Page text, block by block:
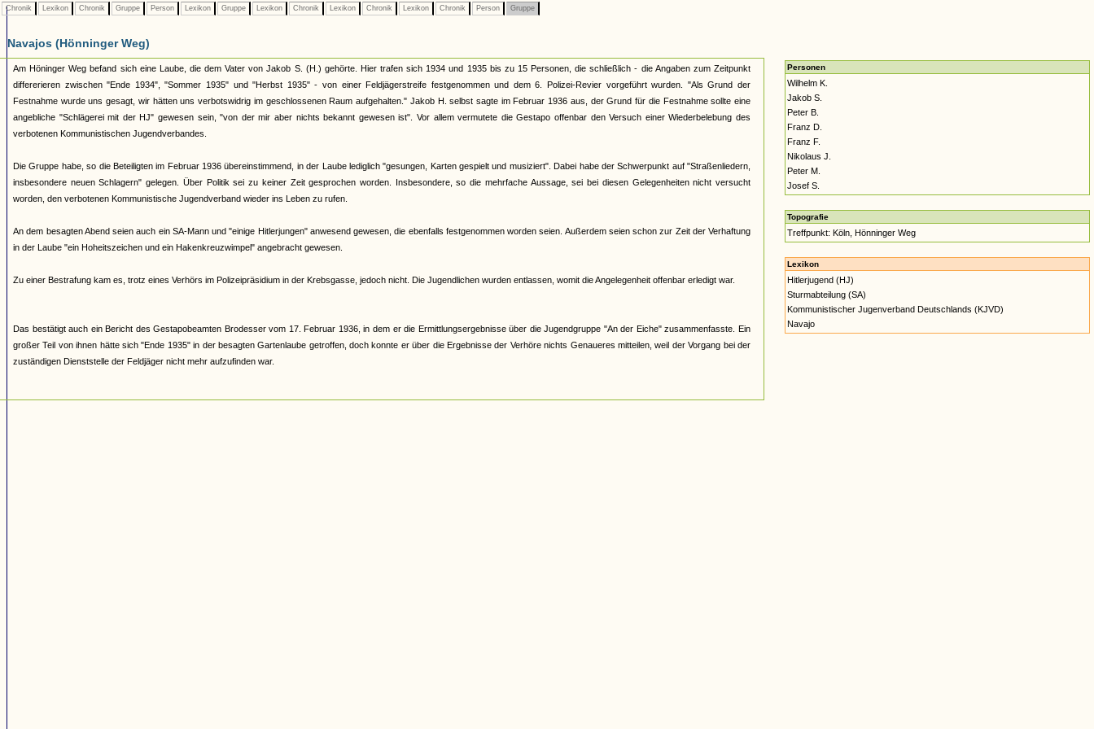
Chronik Lexikon Chronik Gruppe Person Lexikon Gruppe Lexikon Chronik Lexikon Chronik Lexikon Chronik Person Gruppe
Navajos (Hönninger Weg)
Am Höninger Weg befand sich eine Laube, die dem Vater von Jakob S. (H.) gehörte. Hier trafen sich 1934 und 1935 bis zu 15 Personen, die schließlich - die Angaben zum Zeitpunkt
differerieren zwischen "Ende 1934", "Sommer 1935" und "Herbst 1935" - von einer Feldjägerstreife festgenommen und dem 6. Polizei-Revier vorgeführt wurden. "Als Grund der
Festnahme wurde uns gesagt, wir hätten uns verbotswidrig im geschlossenen Raum aufgehalten." Jakob H. selbst sagte im Februar 1936 aus, der Grund für die Festnahme sollte eine
angebliche "Schlägerei mit der HJ" gewesen sein, "von der mir aber nichts bekannt gewesen ist". Vor allem vermutete die Gestapo offenbar den Versuch einer Wiederbelebung des
verbotenen Kommunistischen Jugendverbandes.
Die Gruppe habe, so die Beteiligten im Februar 1936 übereinstimmend, in der Laube lediglich "gesungen, Karten gespielt und musiziert". Dabei habe der Schwerpunkt auf "Straßenliedern,
insbesondere neuen Schlagern" gelegen. Über Politik sei zu keiner Zeit gesprochen worden. Insbesondere, so die mehrfache Aussage, sei bei diesen Gelegenheiten nicht versucht
worden, den verbotenen Kommunistische Jugendverband wieder ins Leben zu rufen.
An dem besagten Abend seien auch ein SA-Mann und "einige Hitlerjungen" anwesend gewesen, die ebenfalls festgenommen worden seien. Außerdem seien schon zur Zeit der Verhaftung
in der Laube "ein Hoheitszeichen und ein Hakenkreuzwimpel" angebracht gewesen.
Zu einer Bestrafung kam es, trotz eines Verhörs im Polizeipräsidium in der Krebsgasse, jedoch nicht. Die Jugendlichen wurden entlassen, womit die Angelegenheit offenbar erledigt war.
Das bestätigt auch ein Bericht des Gestapobeamten Brodesser vom 17. Februar 1936, in dem er die Ermittlungsergebnisse über die Jugendgruppe "An der Eiche" zusammenfasste. Ein
großer Teil von ihnen hätte sich "Ende 1935" in der besagten Gartenlaube getroffen, doch konnte er über die Ergebnisse der Verhöre nichts Genaueres mitteilen, weil der Vorgang bei der
zuständigen Dienststelle der Feldjäger nicht mehr aufzufinden war.
Personen
Wilhelm K.
Jakob S.
Peter B.
Franz D.
Franz F.
Nikolaus J.
Peter M.
Josef S.
Topografie
Treffpunkt: Köln, Hönninger Weg
Lexikon
Hitlerjugend (HJ)
Sturmabteilung (SA)
Kommunistischer Jugenverband Deutschlands (KJVD)
Navajo